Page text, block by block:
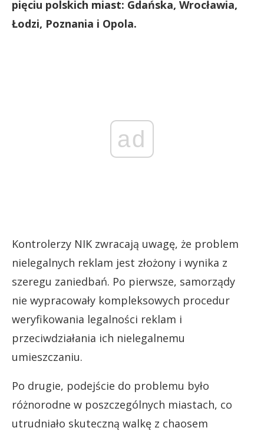
pięciu polskich miast: Gdańska, Wrocławia,
Łodzi, Poznania i Opola.
ad
Kontrolerzy NIK zwracają uwagę, że problem
nielegalnych reklam jest złożony i wynika z
szeregu zaniedbań. Po pierwsze, samorządy
nie wypracowały kompleksowych procedur
weryfikowania legalności reklam i
przeciwdziałania ich nielegalnemu
umieszczaniu.
Po drugie, podejście do problemu było
różnorodne w poszczególnych miastach, co
utrudniało skuteczną walkę z chaosem